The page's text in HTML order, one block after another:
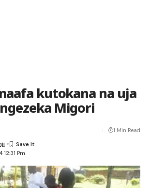
kutokana na uja
Migori
12:31 Pm
1 Min Read